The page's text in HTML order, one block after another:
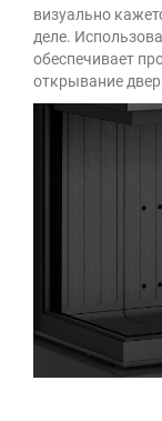
визуально
деле.
обеспечивает
открывание